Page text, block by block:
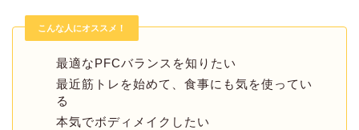
こんな人にオススメ！
最適なPFCバランスを知りたい
最近筋トレを始めて、食事にも気を使ってい
る
本気でボディメイクしたい